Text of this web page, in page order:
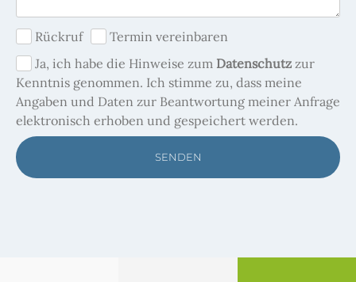
Rückruf
Termin vereinbaren
Ja, ich habe die Hinweise zum Datenschutz zur
Kenntnis genommen. Ich stimme zu, dass meine
Angaben und Daten zur Beantwortung meiner Anfrage
elektronisch erhoben und gespeichert werden.
SENDEN